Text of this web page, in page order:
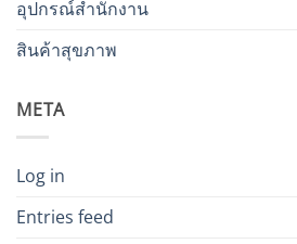
อุปกรณ์สำนักงาน
สินค้าสุขภาพ
META
Log in
Entries feed